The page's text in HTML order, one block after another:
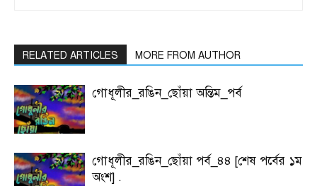
RELATED ARTICLES MORE FROM AUTHOR
গোধূলীর_রঙিন_ছোঁয়া অন্তিম_পর্ব
গোধূলীর_রঙিন_ছোঁয়া পর্ব_৪৪ [শেষ পর্বের ১ম
অংশ] .